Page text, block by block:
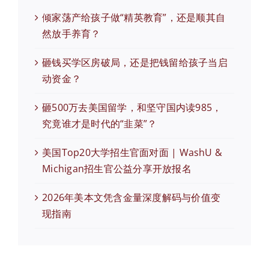
倾家荡产给孩子做“精英教育”，还是顺其自
然放手养育？
砸钱买学区房破局，还是把钱留给孩子当启
动资金？
砸500万去美国留学，和坚守国内读985，
究竟谁才是时代的“韭菜”？
美国Top20大学招生官面对面 | WashU &
Michigan招生官公益分享开放报名
2026年美本文凭含金量深度解码与价值变
现指南